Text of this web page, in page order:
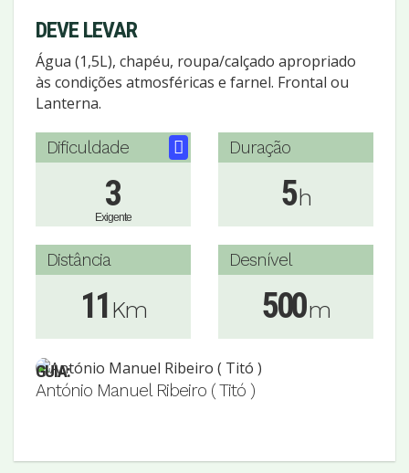
DEVE LEVAR
Água (1,5L), chapéu, roupa/calçado apropriado
às condições atmosféricas e farnel. Frontal ou
Lanterna.
Dificuldade
3
Exigente
Duração
5h
Distância
11 Km
Desnível
500m
GUIA:
António Manuel Ribeiro ( Titó )